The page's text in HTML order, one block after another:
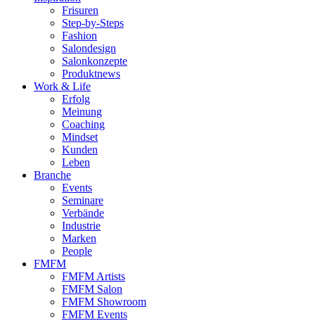
Frisuren
Step-by-Steps
Fashion
Salondesign
Salonkonzepte
Produktnews
Work & Life
Erfolg
Meinung
Coaching
Mindset
Kunden
Leben
Branche
Events
Seminare
Verbände
Industrie
Marken
People
FMFM
FMFM Artists
FMFM Salon
FMFM Showroom
FMFM Events